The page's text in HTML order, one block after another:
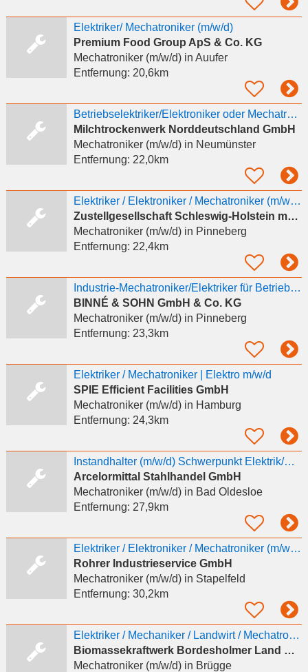
Elektriker/ Mechatroniker (m/w/d)
Premium Food Group ApS & Co. KG
Mechatroniker (m/w/d)in Auufer
Entfernung: 20,6km
Betriebselektriker/Elektroniker oder Mechatroniker (m/w/d)
Milchtrockenwerk Norddeutschland GmbH
Mechatroniker (m/w/d)in Neumünster
Entfernung: 22,0km
Elektriker / Elektroniker / Mechatroniker (m/w/d) Produktion
Zustellgesellschaft Schleswig-Holstein mbH
Mechatroniker (m/w/d)in Pinneberg
Entfernung: 22,4km
Industrie-Mechatroniker/Elektriker für Betriebstechnik (m/w/d)
BINNÉ & SOHN GmbH & Co. KG
Mechatroniker (m/w/d)in Pinneberg
Entfernung: 23,3km
Elektriker / Mechatroniker | Elektro m/w/d
SPIE Efficient Facilities GmbH
Mechatroniker (m/w/d)in Hamburg
Entfernung: 24,3km
Instandhalter (m/w/d) Schwerpunkt Elektrik/Mechatronik
Arcelormittal Stahlhandel GmbH
Mechatroniker (m/w/d)in Bad Oldesloe
Entfernung: 27,9km
Elektriker / Elektroniker / Mechatroniker (m/w/d)
Rohrer Industrieservice GmbH
Mechatroniker (m/w/d)in Stapelfeld
Entfernung: 30,2km
Elektriker / Mechaniker / Landwirt / Mechatroniker für Biogasanlagen (m/w/d)
Biomassekraftwerk Bordesholmer Land GmbH & Co. KG
Mechatroniker (m/w/d)in Brügge